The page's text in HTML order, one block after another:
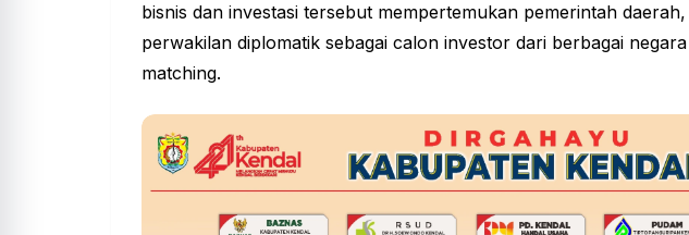
bisnis dan investasi tersebut mempertemukan pemerintah daerah,
perwakilan diplomatik sebagai calon investor dari berbagai
matching.